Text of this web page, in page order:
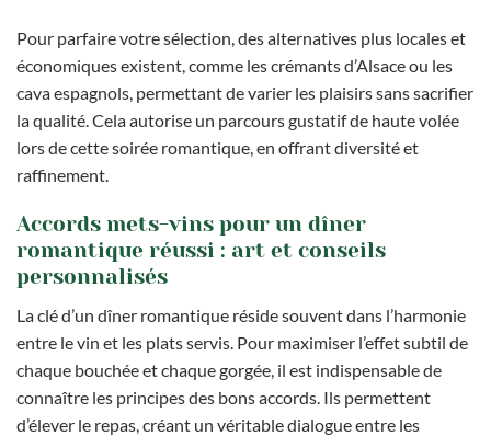
Pour parfaire votre sélection, des alternatives plus locales et
économiques existent, comme les crémants d’Alsace ou les
cava espagnols, permettant de varier les plaisirs sans sacrifier
la qualité. Cela autorise un parcours gustatif de haute volée
lors de cette soirée romantique, en offrant diversité et
raffinement.
Accords mets-vins pour un dîner
romantique réussi : art et conseils
personnalisés
La clé d’un dîner romantique réside souvent dans l’harmonie
entre le vin et les plats servis. Pour maximiser l’effet subtil de
chaque bouchée et chaque gorgée, il est indispensable de
connaître les principes des bons accords. Ils permettent
d’élever le repas, créant un véritable dialogue entre les